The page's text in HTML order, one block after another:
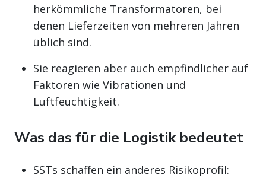
herkömmliche Transformatoren, bei
denen Lieferzeiten von mehreren Jahren
üblich sind.
Sie reagieren aber auch empfindlicher auf
Faktoren wie Vibrationen und
Luftfeuchtigkeit.
Was das für die Logistik bedeutet
SSTs schaffen ein anderes Risikoprofil: